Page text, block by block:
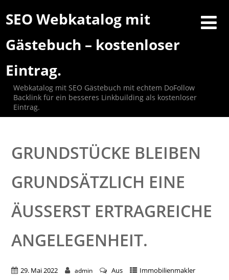
SEO Webkatalog mit
Gästebuch – kostenloser
Eintrag.
Webkatalog mit SEO Gästebuch mit echtem DoFollow
Backlink für ein besseres Linkbuilding als kostenloser
Eintrag.
GRUNDSTÜCKE BLEIBEN
GRUNDSÄTZLICH EINE
ÄUSSERST ERTRAGREICHE A
NGELEGENHEIT.
29. Mai 2022 admin Aus Immobilienmakler